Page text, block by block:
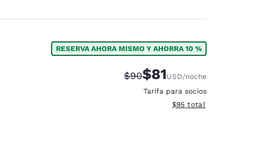
RESERVA AHORA MISMO Y AHORRA 10 %
Tarifa tachada:
$90Tarifa reducida:
$81USD/noche
Tarifa para socios
Ver detalles totales
$95 total